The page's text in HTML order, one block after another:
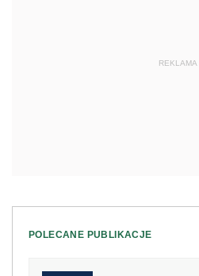
REKLAMA
POLECANE PUBLIKACJE